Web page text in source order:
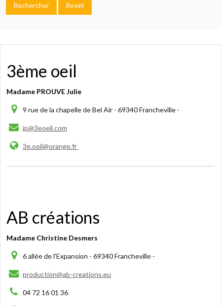
Rechercher Reset
3ème oeil
Madame PROUVE Julie
9 rue de la chapelle de Bel Air - 69340 Francheville -
jp@3eoeil.com
3e.oeil@orange.fr
AB créations
Madame Christine Desmers
6 allée de l'Expansion - 69340 Francheville -
production@ab-creations.eu
04 72 16 01 36